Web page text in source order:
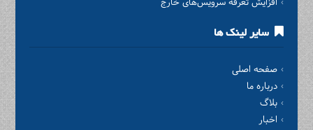
سایر لینک ها
صفحه اصلی
درباره ما
بلاگ
اخبار